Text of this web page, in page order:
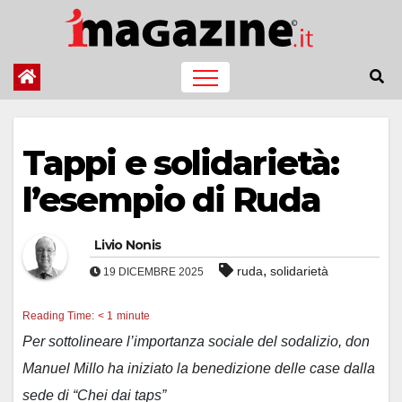
contenuto
Tappi e solidarietà:
l’esempio di Ruda
Livio Nonis
19 DICEMBRE 2025 ruda, solidarietà
Reading Time: < 1 minute
Per sottolineare l’importanza sociale del sodalizio, don
Manuel Millo ha iniziato la benedizione delle case dalla
sede di “Chei dai taps”